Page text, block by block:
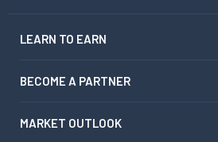
LEARN TO EARN
BECOME A PARTNER
MARKET OUTLOOK